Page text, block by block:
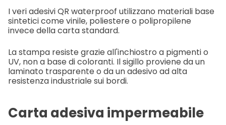
I veri adesivi QR waterproof utilizzano materiali base
sintetici come vinile, poliestere o polipropilene
invece della carta standard.
La stampa resiste grazie all'inchiostro a pigmenti o
UV, non a base di coloranti. Il sigillo proviene da un
laminato trasparente o da un adesivo ad alta
resistenza industriale sui bordi.
Carta adesiva impermeabile